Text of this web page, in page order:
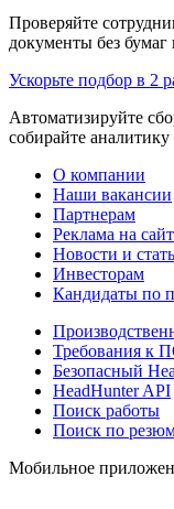
Проверяйте
документы без
Ускорьте подбор в 2
Автоматизируйте
собирайте
О компании
Наши вакансии
Партнерам
Реклама на
Новости и
Инвесторам
Кандидаты по
Требования к
Безопасный
HeadHunter API
Поиск работы
Поиск по
Мобильное